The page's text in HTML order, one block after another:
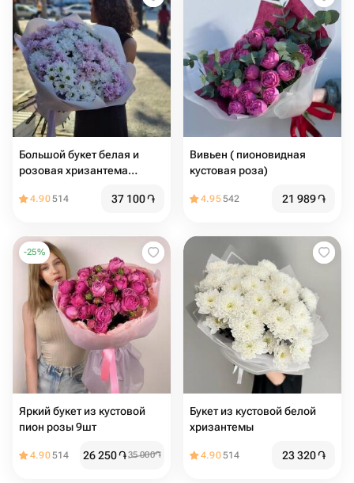
Большой букет белая и
розовая хризантема
4.90514 37 100֏
Вивьен ( пионовидная
кустовая роза)
4.95542 21 989֏
-25%
Яркий букет из кустовой
пион розы 9шт
4.90514 26 250֏35 000֏
Букет из кустовой белой
хризантемы
4.90514 23 320֏